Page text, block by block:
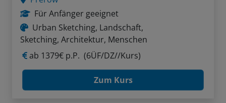
Für Anfänger geeignet
Urban Sketching, Landschaft,
Sketching, Architektur, Menschen
ab 1379€ p.P. (6ÜF/DZ//Kurs)
Zum Kurs